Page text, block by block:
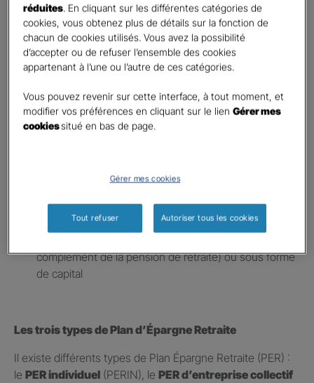
Le PER : son fonctionnement ?
LePlan Épargne Retraite(PER) est divisé en deux
phases :
votre épargne est investie soit dans un fonds en
Phase de sortie, qui se produit à l’âge de la retraite,
et qui peut être effectuée sous forme de rente
complément de la pension de retraite) ou sous forme
de capital
Les trois types de Plan d’Épargne Retraite
Il existe différents types de Plan Épargne Retraite (PER) :
le PER individuel (PERIN), le PER d’entreprise collectif
réduites . En cliquant sur les différentes catégories de
cookies, vous obtenez plus de détails sur la fonction de
chacun de cookies utilisés. Vous avez la possibilité
d’accepter ou de refuser l’ensemble des cookies
appartenant à l’une ou l’autre de ces catégories.
Vous pouvez revenir sur cette interface, à tout moment, et
modifier vos préférences en cliquant sur le lienGérer mes
cookiessitué en bas de page.
Gérer mes cookies
Tout refuser Autoriser tous les cookies